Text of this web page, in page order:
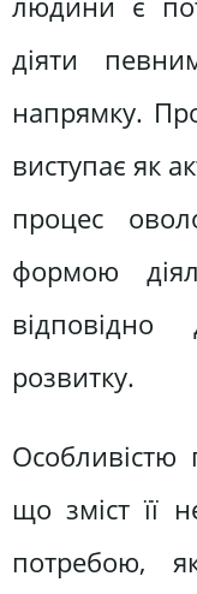
діяти
напрямку.
виступає як
процес
формою
розвитку.
Особливістю
що зміст її
потребою,